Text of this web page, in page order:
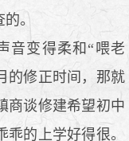
。
变得柔和“喂老
的修正时间，那就
商谈修建希望初中
的上学好得很。